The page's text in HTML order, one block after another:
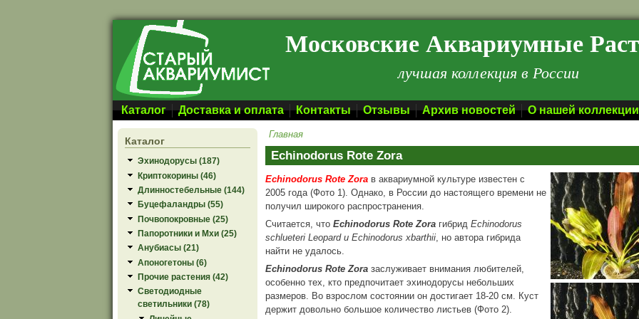
Перейти к основному содержанию Московские Аквариумные
лучшая коллекция в России
Каталог Доставка и оплата Контакты Отзывы Архив новостей О нашей коллекции
Каталог
Эхинодорусы (187)
Криптокорины (46)
Длинностебельные (144)
Буцефаландры (55)
Почвопокровные (25)
Папоротники и Мхи (25)
Анубиасы (21)
Апоногетоны (6)
Прочие растения (42)
Светодиодные
светильники (78)
Главная
Echinodorus Rote Zora
Echinodorus Rote Zora в аквариумной культуре известен с
2005 года (Фото 1). Однако, в России до настоящего времени не
получил широкого распространения.
Считается, чтоEchinodorus Rote Zora гибридEchinodorus
schlueteri Leopard и Echinodorus xbarthii , но автора гибрида
найти не удалось.
Echinodorus Rote Zora заслуживает внимания любителей,
особенно тех, кто предпочитает эхинодорусы небольших
размеров. Во взрослом состоянии он достигает 18-20 см. Куст
держит довольно большое количество листьев (Фото 2).